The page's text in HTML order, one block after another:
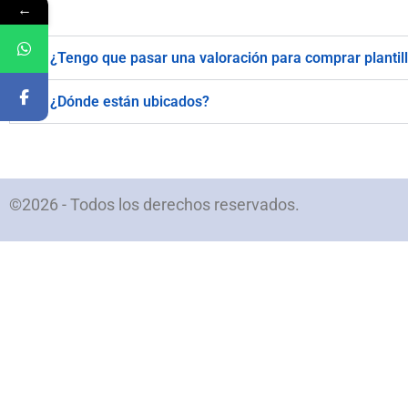
¿Tengo que pasar una valoración para comprar
¿Dónde están ubicados?
©2026 - Todos los derechos reservados.
←